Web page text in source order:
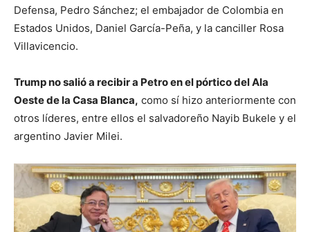
Defensa, Pedro Sánchez; el embajador de Colombia en
Estados Unidos, Daniel García-Peña, y la canciller Rosa
Villavicencio.
Trump no salió a recibir a Petro en el pórtico del Ala
Oeste de la Casa Blanca, como sí hizo anteriormente con
otros líderes, entre ellos el salvadoreño Nayib Bukele y el
argentino Javier Milei.